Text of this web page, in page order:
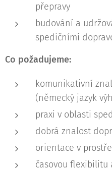
přepravy
budování a
spedičními
Co požadujeme:
komunikativní
(německý jazyk
praxi v oblasti
dobrá znalost
orientace v
časovou flexibilitu